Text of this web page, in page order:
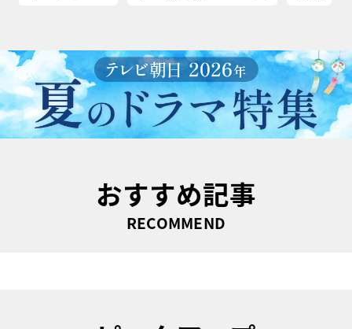
おすすめ記事
RECOMMEND